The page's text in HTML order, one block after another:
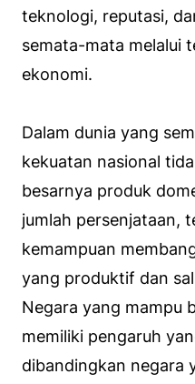
teknologi, reputasi,
semata-mata melalui
ekonomi.
Dalam dunia yang
kekuatan nasional
besarnya produk
jumlah persenjataan,
kemampuan
yang produktif dan
Negara yang mampu
memiliki pengaruh
dibandingkan negara